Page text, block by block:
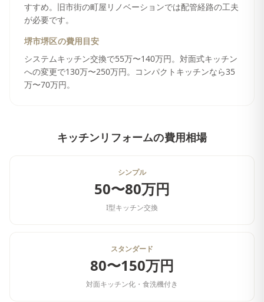
すすめ。旧市街の町屋リノベーションでは配管経路の工夫
が必要です。
堺市堺区の費用目安
システムキッチン交換で55万〜140万円。対面式キッチン
への変更で130万〜250万円。コンパクトキッチンなら35
万〜70万円。
キッチンリフォームの費用相場
シンプル
50〜80万円
I型キッチン交換
スタンダード
80〜150万円
対面キッチン化・食洗機付き